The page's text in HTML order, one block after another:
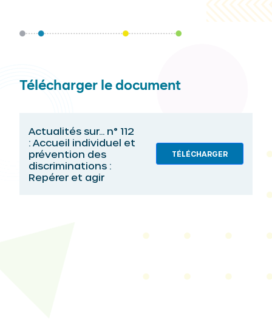
Télécharger le document
Actualités sur... n° 112
: Accueil individuel et
prévention des
discriminations :
Repérer et agir
TÉLÉCHARGER